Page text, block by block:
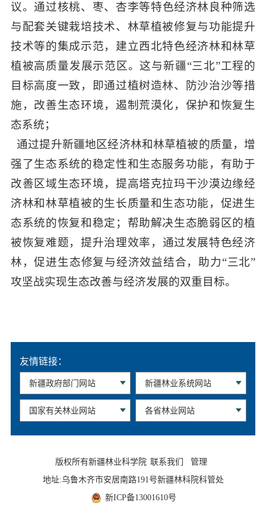
议。通过核桃、枣、 杏李等特色经济林良种筛选
与配套关键栽培技术、林草植被修复与功能提升
技术等的集成示范，建立西北特色经济林和林草
植被高质量发展示范区。 这与新疆“三北”工程的
目标高度一致，即通过植树造林、防沙治沙等措
施，改善生态环境，遏制荒漠化，保护和恢复生
态系统；
通过提升新疆地区经济林和林草植被的质量，增
强了生态系统的稳定性和生态服务功能，有助于
改善区域生态环境， 提高塔克拉玛干沙漠边缘经
济林和林草植被的生长质量和生态功能，促进生
态系统的恢复和稳定 ；
帮助解决生态脆弱区的植
被恢复难题，提升治理效率 ， 通过发展特色经济
林，促进生态修复与经济效益结合，助力“三北”
攻坚战实现生态改善与经济发展的双重目标。
友情链接：
版权所有新疆林业科学院 联系我们
管理
地址:乌鲁木齐市安居南路191号新疆林科院科管处
新ICP备13001610号